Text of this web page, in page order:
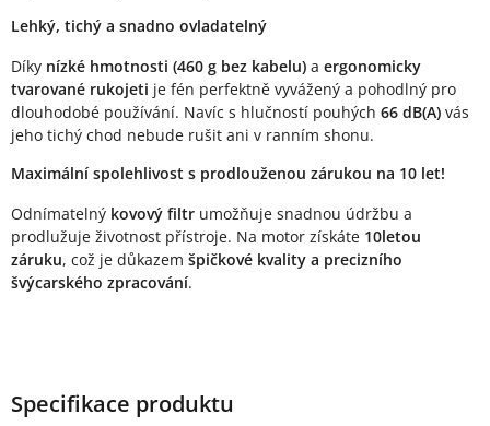
Lehký, tichý a snadno ovladatelný
Díky nízké hmotnosti (460 g bez kabelu) a ergonomicky
tvarované rukojeti je fén perfektně vyvážený a pohodlný pro
dlouhodobé používání. Navíc s hlučností pouhých 66 dB(A) vás
jeho tichý chod nebude rušit ani v ranním shonu.
Maximální spolehlivost s prodlouženou zárukou na 10 let!
Odnímatelný kovový filtr umožňuje snadnou údržbu a
prodlužuje životnost přístroje. Na motor získáte 10letou
záruku, což je důkazem špičkové kvality a precizního
švýcarského zpracování.
Specifikace produktu